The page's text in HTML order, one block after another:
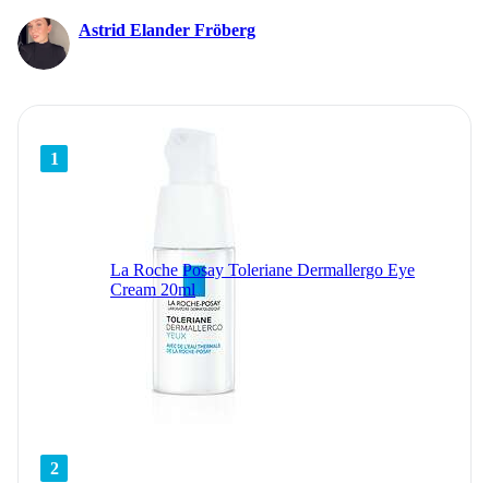
Astrid Elander Fröberg
1
La Roche Posay Toleriane Dermallergo Eye
Cream 20ml
2